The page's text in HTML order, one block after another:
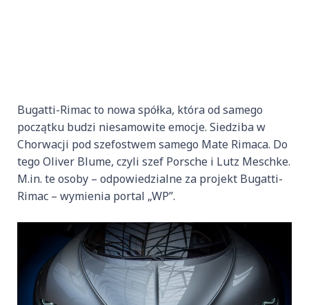
Bugatti-Rimac to nowa spółka, która od samego
początku budzi niesamowite emocje. Siedziba w
Chorwacji pod szefostwem samego Mate Rimaca. Do
tego Oliver Blume, czyli szef Porsche i Lutz Meschke.
M.in. te osoby – odpowiedzialne za projekt Bugatti-
Rimac – wymienia portal „WP”.